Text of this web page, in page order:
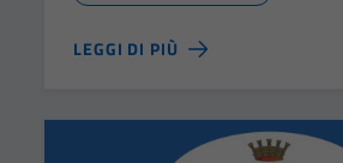
LEGGI DI PIÙ